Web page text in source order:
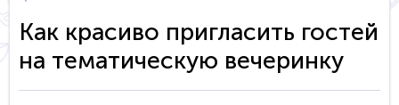
Как красиво пригласить гостей
на тематическую вечеринку